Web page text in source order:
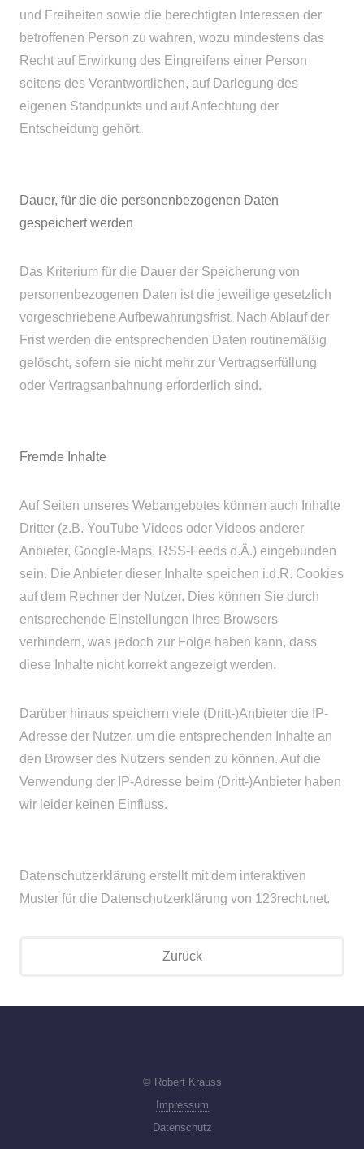
und Freiheiten sowie die berechtigten Interessen der
betroffenen Person zu wahren, wozu mindestens das
Recht auf Erwirkung des Eingreifens einer Person
seitens des Verantwortlichen, auf Darlegung des
eigenen Standpunkts und auf Anfechtung der
Entscheidung gehört.
Dauer, für die die personenbezogenen Daten
gespeichert werden
Das Kriterium für die Dauer der Speicherung von
personenbezogenen Daten ist die jeweilige gesetzlich
vorgeschriebene Aufbewahrungsfrist. Nach Ablauf der
Frist werden die entsprechenden Daten routinemäßig
gelöscht, sofern sie nicht mehr zur Vertragserfüllung
oder Vertragsanbahnung erforderlich sind.
Fremde Inhalte
Auf Seiten unseres Webangebotes können auch Inhalte
Dritter (z.B. YouTube Videos oder Videos anderer
Anbieter, Google-Maps, RSS-Feeds o.Ä.) eingebunden
sein. Die Anbieter dieser Inhalte speichen i.d.R. Cookies
auf dem Rechner der Nutzer. Dies können Sie durch
entsprechende Einstellungen Ihres Browsers
verhindern, was jedoch zur Folge haben kann, dass
diese Inhalte nicht korrekt angezeigt werden.
Darüber hinaus speichern viele (Dritt-)Anbieter die IP-
Adresse der Nutzer, um die entsprechenden Inhalte an
den Browser des Nutzers senden zu können. Auf die
Verwendung der IP-Adresse beim (Dritt-)Anbieter haben
wir leider keinen Einfluss.
Datenschutzerklärung erstellt mit dem interaktiven
Muster für die Datenschutzerklärung von 123recht.net.
Zurück
© Robert Krauss
Impressum
Datenschutz